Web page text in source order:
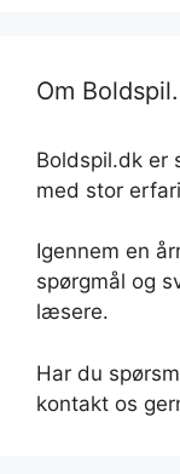
Om
Boldspil.dk er
med stor
Igennem en
spørgmål og
læsere.
Har du
kontakt os